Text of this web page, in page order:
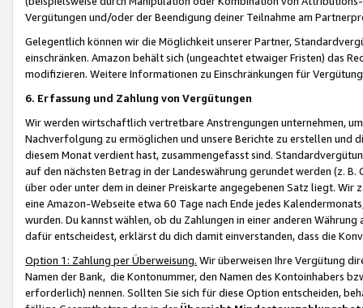
Vergütungen und/oder der Beendigung deiner Teilnahme am
Gelegentlich können wir die Möglichkeit unserer Partner,
einschränken. Amazon behält sich (ungeachtet etwaiger Fristen) das
modifizieren. Weitere Informationen zu Einschränkungen für
6. Erfassung und Zahlung von Vergütungen
Wir werden wirtschaftlich vertretbare Anstrengungen unternehmen,
Nachverfolgung zu ermöglichen und unsere Berichte zu erstellen und
diesem Monat verdient hast, zusammengefasst sind.
auf den nächsten Betrag in der Landeswährung gerundet werden (z.
über oder unter dem in deiner Preiskarte angegebenen Satz liegt.
eine Amazon-Webseite etwa 60 Tage nach Ende jedes
wurden. Du kannst wählen, ob du Zahlungen in einer anderen
dafür entscheidest, erklärst du dich damit einverstanden, dass die
Option 1: Zahlung per Überweisung. Wir überweisen Ihre Vergütung
Namen der Bank, die Kontonummer, den Namen des Kontoinhabers
erforderlich) nennen. Sollten Sie sich für diese Option entscheiden,